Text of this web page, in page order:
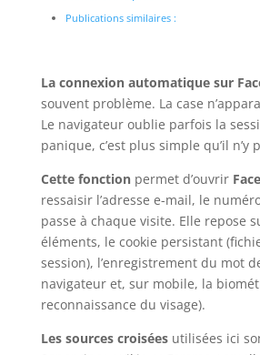
Publications similaires :
La connexion automatique sur
souvent problème. La case
Le navigateur oublie parfois la
panique, c’est plus simple qu’il n’y
Cette fonctionpermet d’ouvrir
ressaisir l’adresse e-mail, le
passe à chaque visite. Elle repose
éléments, le cookie persistant
session), l’enregistrement du mot
navigateur et, sur mobile, la
reconnaissance du visage).
Les sources croiséesutilisées ici